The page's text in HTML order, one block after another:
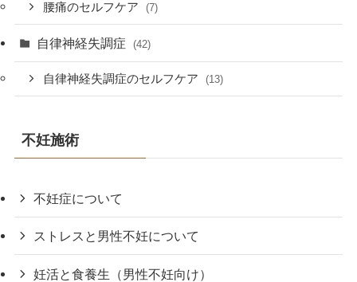
腰痛のセルフケア (7)
自律神経失調症 (42)
自律神経失調症のセルフケア (13)
不妊施術
不妊症について
ストレスと男性不妊について
妊活と食養生（男性不妊向け）